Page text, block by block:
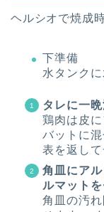
ヘルシオで焼成
下準備
水タンク
タレに一晩
鶏肉は皮
バットに
表を返して
角皿にア
ルマットを
角皿の汚